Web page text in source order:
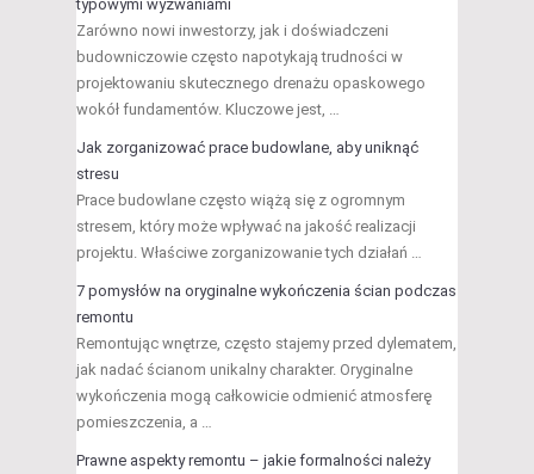
typowymi wyzwaniami
Zarówno nowi inwestorzy, jak i doświadczeni
budowniczowie często napotykają trudności w
projektowaniu skutecznego drenażu opaskowego
wokół fundamentów. Kluczowe jest, …
Jak zorganizować prace budowlane, aby uniknąć
stresu
Prace budowlane często wiążą się z ogromnym
stresem, który może wpływać na jakość realizacji
projektu. Właściwe zorganizowanie tych działań …
7 pomysłów na oryginalne wykończenia ścian podczas
remontu
Remontując wnętrze, często stajemy przed dylematem,
jak nadać ścianom unikalny charakter. Oryginalne
wykończenia mogą całkowicie odmienić atmosferę
pomieszczenia, a …
Prawne aspekty remontu – jakie formalności należy